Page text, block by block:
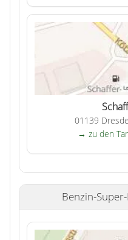
01139
→ zu den
Benzin-